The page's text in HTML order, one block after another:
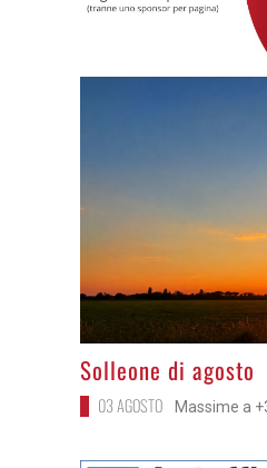
>
Solleone di agosto
03 AGOSTO Massime a